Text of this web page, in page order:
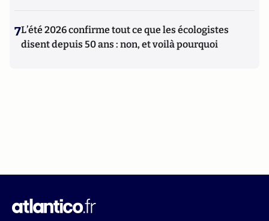
7L’été 2026 confirme tout ce que les écologistes
disent depuis 50 ans : non, et voilà pourquoi